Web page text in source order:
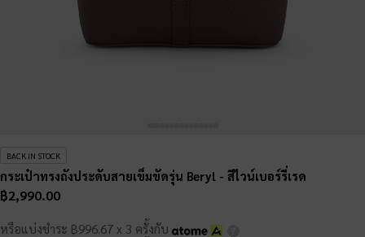
BACK IN STOCK
กระเป๋าทรงถังประดับสายเข็มขัดรุ่น Beryl - สีไวน์เบอร์รี่เรด
฿2,990.00
หรือแบ่งชำระ ฿996.67 x 3 ครั้งกับ